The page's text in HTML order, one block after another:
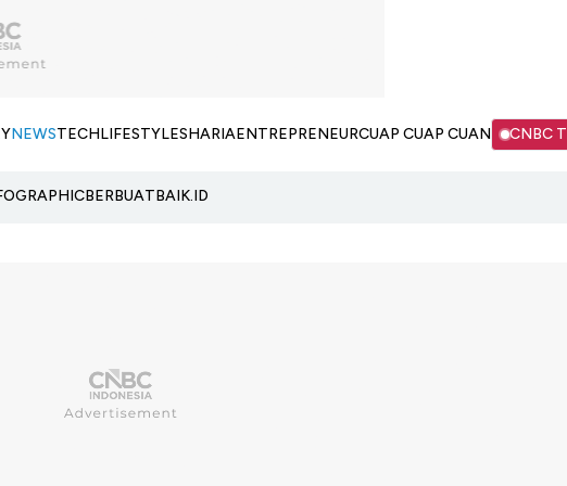
NEWSTECHLIFESTYLESHARIAENTREPRENEURCUAP CUAP CUAN CNBC
BERBUATBAIK.ID